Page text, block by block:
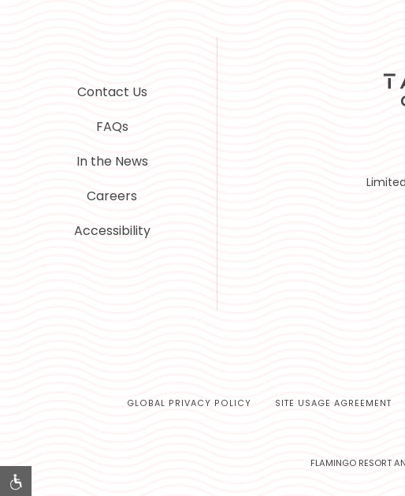
Contact Us
FAQs
In the News
Careers
Accessibility
GLOBAL PRIVACY POLICY SITE USAGE AGREEMENT
FLAMINGO RESORT